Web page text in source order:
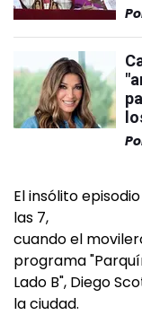
El insólito
las 7,
cuando el
programa
Lado B", Diego
la ciudad.